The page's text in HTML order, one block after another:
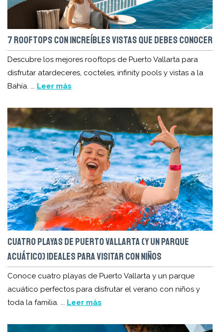
7 ROOFTOPS CON INCREÍBLES VISTAS QUE DEBES CONOCER
Descubre los mejores rooftops de Puerto Vallarta para
disfrutar atardeceres, cocteles, infinity pools y vistas a la
Bahía. ... Leer más
CUATRO PLAYAS DE PUERTO VALLARTA (Y UN PARQUE
ACUÁTICO) IDEALES PARA VISITAR CON NIÑOS
Conoce cuatro playas de Puerto Vallarta y un parque
acuático perfectos para disfrutar el verano con niños y
toda la familia. ... Leer más